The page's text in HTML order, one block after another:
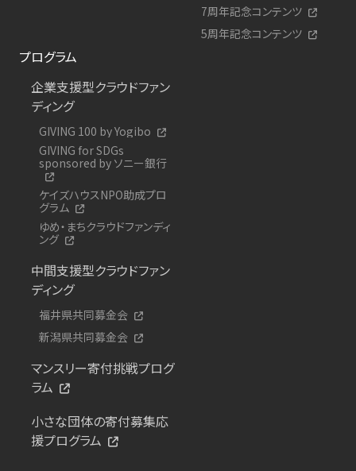
7周年記念コンテンツ
5周年記念コンテンツ
プログラム
企業支援型クラウドファン
ディング
GIVING 100 by Yogibo
GIVING for SDGs
sponsored by ソニー銀行
ケイズハウスNPO助成プロ
グラム
ゆめ・まちクラウドファンディ
ング
中間支援型クラウドファン
ディング
福井県共同募金会
新潟県共同募金会
マンスリー寄付挑戦プログ
ラム
小さな団体の寄付募集応
援プログラム